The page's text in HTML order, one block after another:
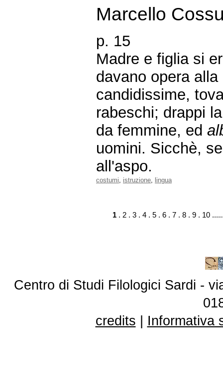
Marcello
p. 15
Madre e figlia si
davano opera
candidissime,
rabeschi; drappi
da femmine, ed
uomini. Sicchè,
all'aspo.
costumi istruzione lingua
1 . 2 . 3 . 4 . 5 . 6 . 7 . 8 . 9 . 10
Centro di Studi Filologici Sardi -
credits
Informativa